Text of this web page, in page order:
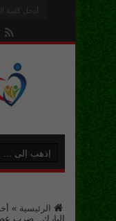
الرئيسية »
البارك.. ضرب